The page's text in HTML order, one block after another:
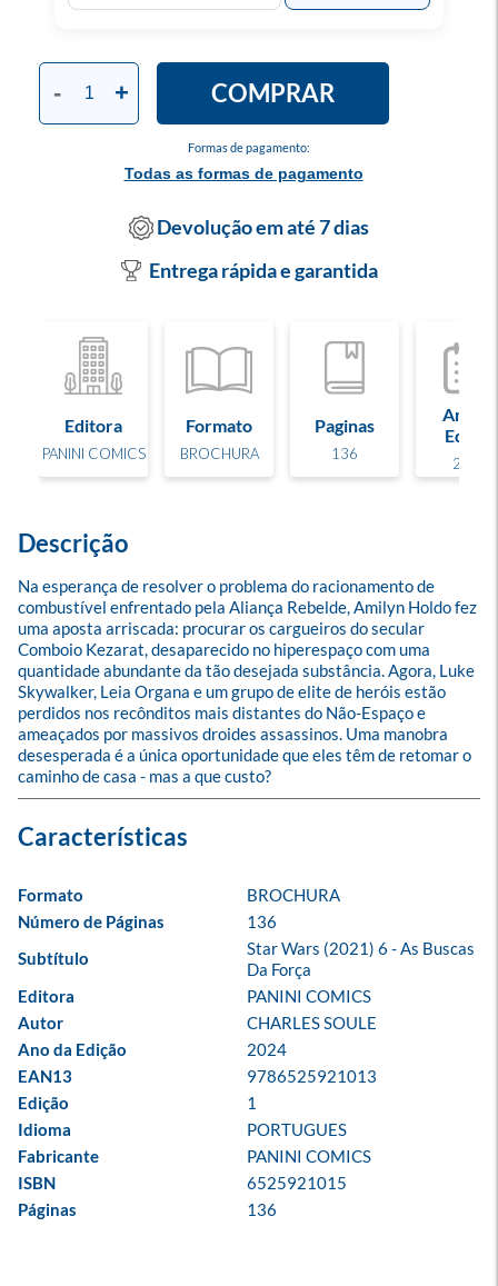
Formas de pagamento:
Todas as formas de pagamento
- + COMPRAR
Devolução em até 7 dias
Entrega rápida e garantida
Editora
PANINI COMICS
Formato
BROCHURA
Paginas
136
Ano de
Edição
2024
Descrição
Na esperança de resolver o problema do racionamento de
combustível enfrentado pela Aliança Rebelde, Amilyn Holdo fez
uma aposta arriscada: procurar os cargueiros do secular
Comboio Kezarat, desaparecido no hiperespaço com uma
quantidade abundante da tão desejada substância. Agora, Luke
Skywalker, Leia Organa e um grupo de elite de heróis estão
perdidos nos recônditos mais distantes do Não-Espaço e
ameaçados por massivos droides assassinos. Uma manobra
desesperada é a única oportunidade que eles têm de retomar o
caminho de casa - mas a que custo?
Formato
BROCHURA
Número de Páginas
136
Subtítulo
Star Wars (2021) 6 - As Buscas
Da Força
Editora
PANINI COMICS
Autor
CHARLES SOULE
Ano da Edição
2024
EAN13
9786525921013
Edição
1
Idioma
PORTUGUES
Fabricante
PANINI COMICS
ISBN
6525921015
Páginas
136